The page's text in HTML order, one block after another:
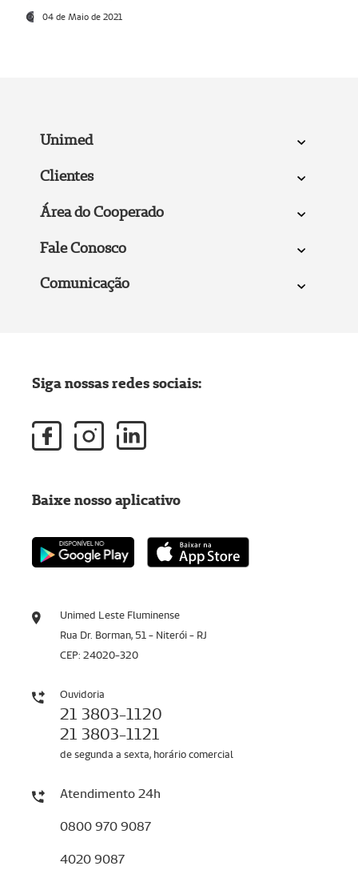
04 de Maio de 2021
Unimed
Clientes
Área do Cooperado
Fale Conosco
Comunicação
Unimed Leste Fluminense
Rua Dr. Borman, 51 - Niterói - RJ
CEP: 24020-320
Ouvidoria
21 3803-1120
21 3803-1121
de segunda a sexta, horário comercial
Atendimento 24h
0800 970 9087
4020 9087
Siga nossas redes sociais:
Baixe nosso aplicativo